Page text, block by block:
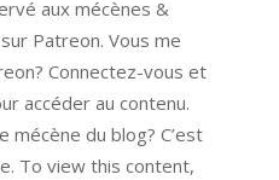
aux mécènes &
Patreon. Vous me
Connectez-vous et
accéder au contenu.
mécène du blog? C’est
To view this content,